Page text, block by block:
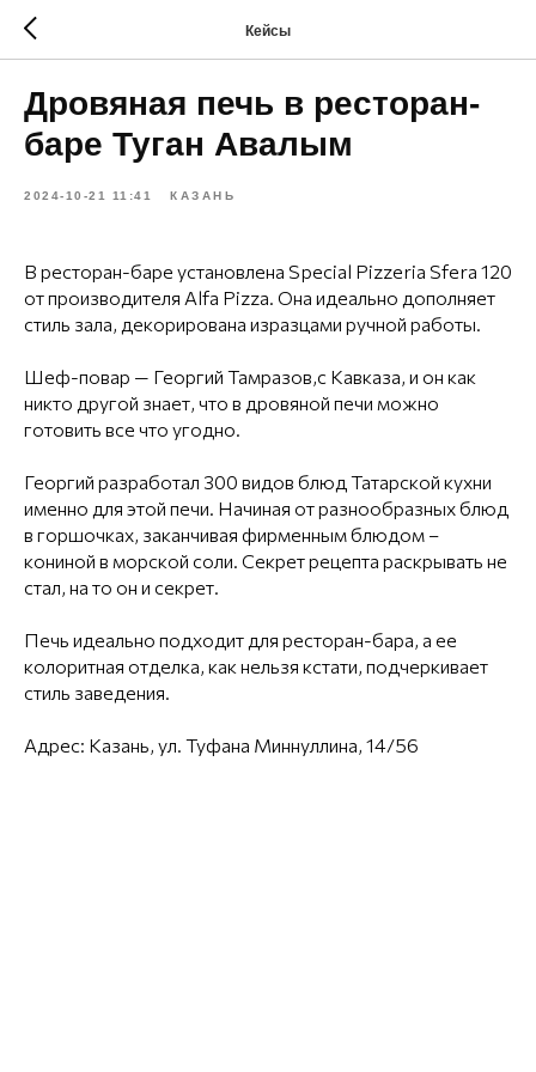
Кейсы
Дровяная печь в ресторан-
баре Туган Авалым
2024-10-21 11:41 КАЗАНЬ
В ресторан-баре установлена Special Pizzeria Sfera 120
от производителя Alfa Pizza. Она идеально дополняет
стиль зала, декорирована изразцами ручной работы.
Шеф-повар — Георгий Тамразов,с Кавказа, и он как
никто другой знает, что в дровяной печи можно
готовить все что угодно.
Георгий разработал 300 видов блюд Татарской кухни
именно для этой печи. Начиная от разнообразных блюд
в горшочках, заканчивая фирменным блюдом –
кониной в морской соли. Секрет рецепта раскрывать не
стал, на то он и секрет.
Печь идеально подходит для ресторан-бара, а ее
колоритная отделка, как нельзя кстати, подчеркивает
стиль заведения.
Адрес: Казань, ул. Туфана Миннуллина, 14/56